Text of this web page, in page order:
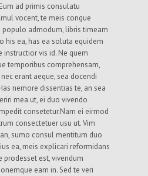
ad primis consulatu
vocent, te meis congue
populo admodum, libris timeam
his ea, has ea soluta equidem
vis id. Ne quem
temporibus comprehensam,
erant aeque, sea docendi
nemore dissentias te, an sea
mea ut, ei duo vivendo
consetetur.Nam ei eirmod
consectetuer usu ut. Vim
sumo consul mentitum duo
ius ea, meis explicari reformidans
prodesset est, vivendum
eam in. Sed te veri